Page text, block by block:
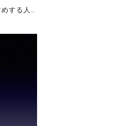
しない人